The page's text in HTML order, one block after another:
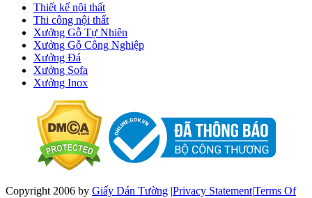
Thiết kế nội thất
Thi công nội thất
Xưởng Gỗ Tự Nhiên
Xưởng Gỗ Công Nghiệp
Xưởng Đá
Xưởng Sofa
Xưởng Inox
Copyright 2006 by Giấy Dán Tường |Privacy Statement|Terms Of